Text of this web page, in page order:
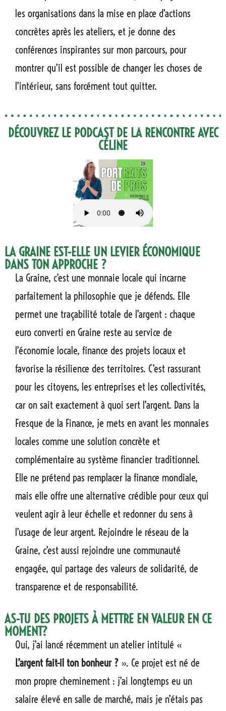
les organisations dans la mise en place d’actions
concrètes après les ateliers, et je donne des
conférences inspirantes sur mon parcours, pour
montrer qu’il est possible de changer les choses de
l’intérieur, sans forcément tout quitter.
DÉCOUVREZ LE PODCAST DE LA RENCONTRE AVEC
CÉLINE
LA GRAINE EST-ELLE UN LEVIER ÉCONOMIQUE
DANS TON APPROCHE ?
La Graine, c’est une monnaie locale qui incarne
parfaitement la philosophie que je défends. Elle
permet une traçabilité totale de l’argent : chaque
euro converti en Graine reste au service de
l’économie locale, finance des projets locaux et
favorise la résilience des territoires. C’est rassurant
pour les citoyens, les entreprises et les collectivités,
car on sait exactement à quoi sert l’argent. Dans la
Fresque de la Finance, je mets en avant les monnaies
locales comme une solution concrète et
complémentaire au système financier traditionnel.
Elle ne prétend pas remplacer la finance mondiale,
mais elle offre une alternative crédible pour ceux qui
veulent agir à leur échelle et redonner du sens à
l’usage de leur argent. Rejoindre le réseau de la
Graine, c’est aussi rejoindre une communauté
engagée, qui partage des valeurs de solidarité, de
transparence et de responsabilité.
AS-TU DES PROJETS À METTRE EN VALEUR EN CE
MOMENT?
Oui, j’ai lancé récemment un atelier intitulé «
L’argent fait-il ton bonheur ? ». Ce projet est né de
mon propre cheminement : j’ai longtemps eu un
salaire élevé en salle de marché, mais je n’étais pas